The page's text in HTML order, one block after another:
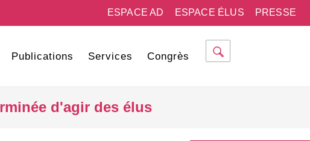
PRESSE
ESPACE ÉLUS
ESPACE AD
Publications Services Congrès
d'agir des élus